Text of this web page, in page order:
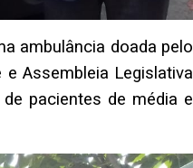
ambulância doada pelo
Assembleia Legislativa
pacientes de média e